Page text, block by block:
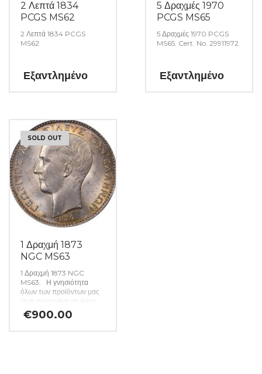
2 Λεπτά 1834
PCGS MS62
2 Λεπτά 1834 PCGS
MS62
Εξαντλημένο
5 Δραχμές 1970
PCGS MS65
5 Δραχμές 1970 PCGS
MS65. Cert. No. 29911972
Εξαντλημένο
SOLD OUT
1 Δραχμή 1873
NGC MS63
1 Δραχμή 1873 NGC
MS63. Η γνησιότητα
όλων των προϊόντων μας
είναι εγγυημένη εφ όρου
ζωής ενώ τυχόν
ιδιαιτερότητες –
€900.00